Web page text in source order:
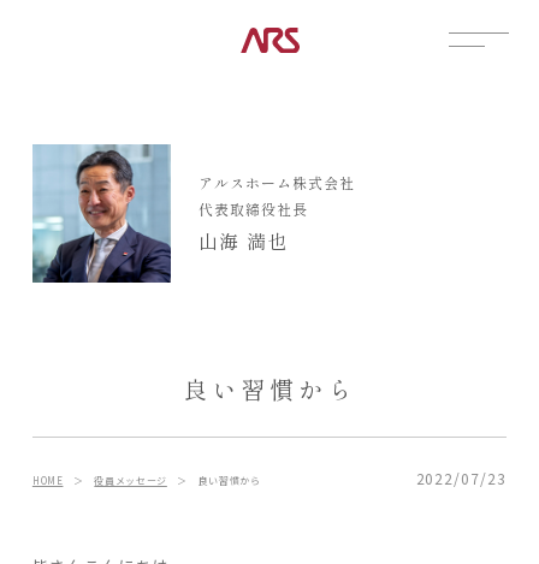
展示場
見学会
資料請求
POSTS
お知らせ
アルスホーム株式会社
代表取締役社長
山海 満也
良い習慣から
HOME ＞役員メッセージ ＞ 良い習慣から 2022/07/23